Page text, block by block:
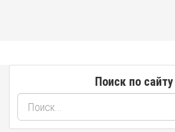
Поиск по сайту